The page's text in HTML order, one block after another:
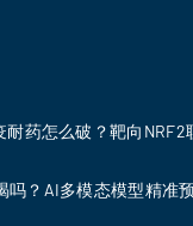
耐药怎么破？靶向NRF2
吗？AI多模态模型精准